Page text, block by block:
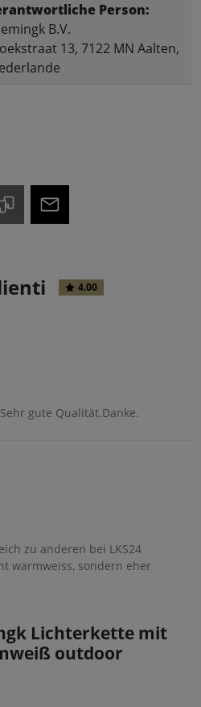
Person:
B.V.
13, 7122 MN Aalten,
4.00
gute Qualität.Danke.
zu anderen bei LKS24
warmweiss, sondern eher
Lichterkette mit
outdoor